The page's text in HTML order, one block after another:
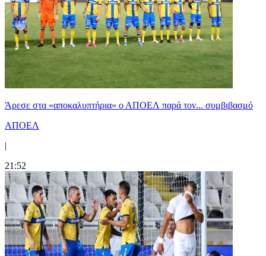
Άρεσε στα «αποκαλυπτήρια» ο ΑΠΟΕΛ παρά τον... συμβιβασμό
ΑΠΟΕΛ
|
21:52